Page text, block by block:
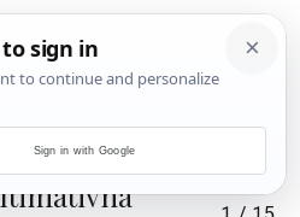
smeđa će i
Sign in with Google